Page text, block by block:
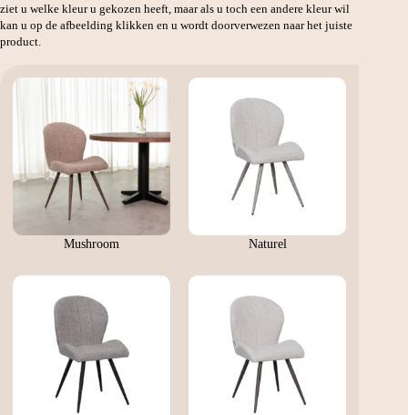
ziet u welke kleur u gekozen heeft, maar als u toch een andere kleur wil
kan u op de afbeelding klikken en u wordt doorverwezen naar het juiste
product.
Mushroom Naturel